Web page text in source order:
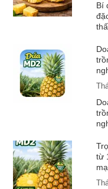
Bí
từ